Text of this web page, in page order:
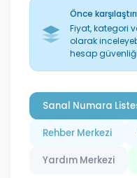
Önce
Fiyat, kategori
olarak
hesap
Sanal Numara
Rehber Merkezi
Yardım Merkezi